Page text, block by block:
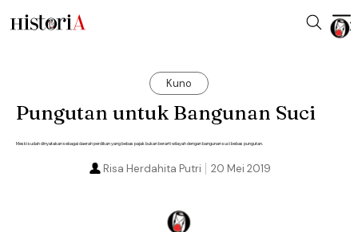
Kuno
Pungutan untuk Bangunan Suci
Meski sudah dinyatakan sebagai daerah perdikan yang bebas pajak bukan berarti wilayah dengan bangunan suci bebas pungutan.
20 Mei 2019
Risa Herdahita Putri